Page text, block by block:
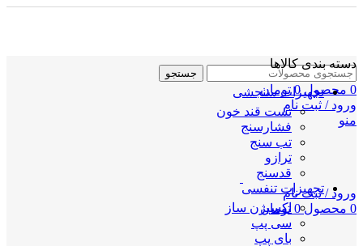
جستجو
0 محصول 0 تومان
ورود / ثبت نام
منو
ورود / ثبت نام
0 محصول 0 تومان
دسته بندی کالاها
تجهیزات سنجشی
تست قند خون
فشارسنج
تب سنج
ترازو
قدسنج
تجهیزات تنفسی
اکسیژن ساز
سی پپ
بای پپ